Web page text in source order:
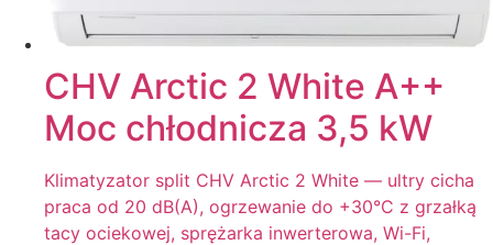
CHV Arctic 2 White A++
Moc chłodnicza 3,5 kW
Klimatyzator split CHV Arctic 2 White — ultry cicha
praca od 20 dB(A), ogrzewanie do +30°C z grzałką
tacy ociekowej, sprężarka inwerterowa, Wi-Fi,